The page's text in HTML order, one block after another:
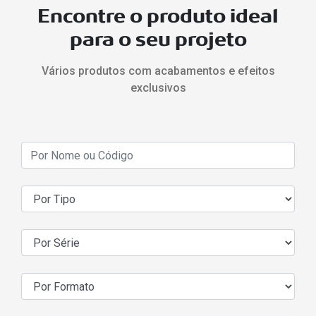
Encontre o produto ideal
para o seu projeto
Vários produtos com acabamentos e efeitos
exclusivos